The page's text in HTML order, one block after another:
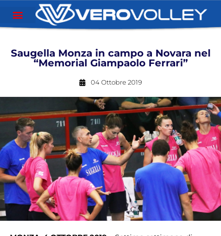
Saugella Monza in campo a Novara nel
“Memorial Giampaolo Ferrari”
04 Ottobre 2019